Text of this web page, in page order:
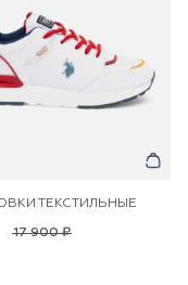
ТЕКСТИЛЬНЫЕ
17 900 ₽